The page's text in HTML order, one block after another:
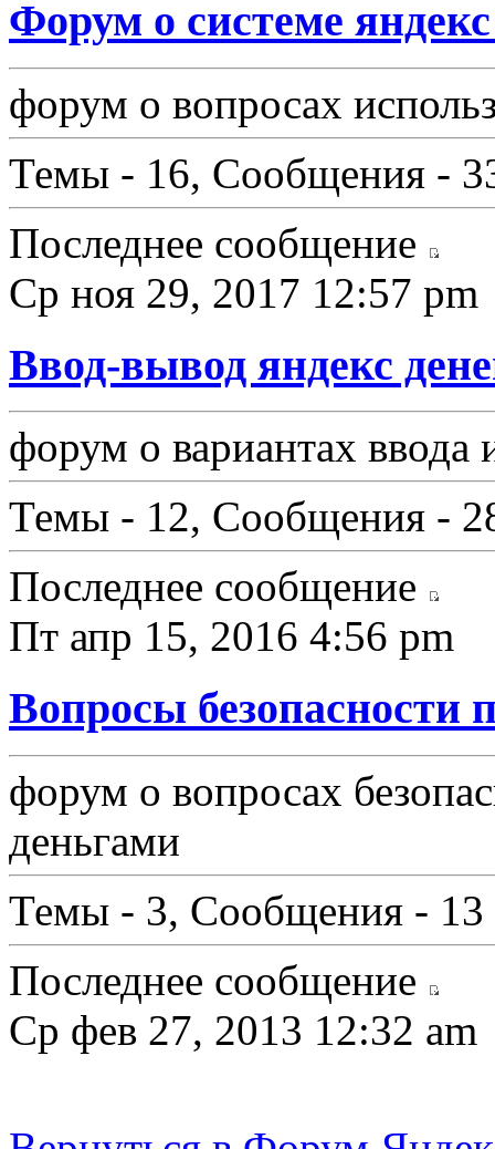
Форум о системе
форум о вопросах
Темы - 16, Сообщения -
Последнее сообщение
Ср ноя 29, 2017 12:57 pm
Ввод-вывод яндекс
форум о вариантах ввода
Темы - 12, Сообщения -
Последнее сообщение
Пт апр 15, 2016 4:56 pm
Вопросы безопасности
форум о вопросах
деньгами
Темы - 3, Сообщения - 13
Последнее сообщение
Ср фев 27, 2013 12:32 am